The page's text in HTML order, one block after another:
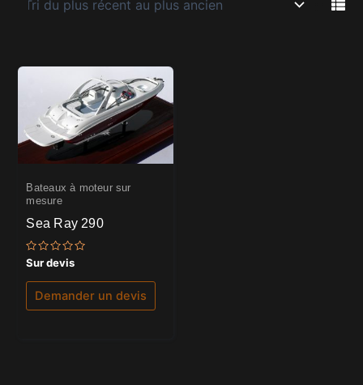
Bateaux à moteur sur
mesure
Sea Ray 290
Note
0
sur
Sur devis
Demander un devis